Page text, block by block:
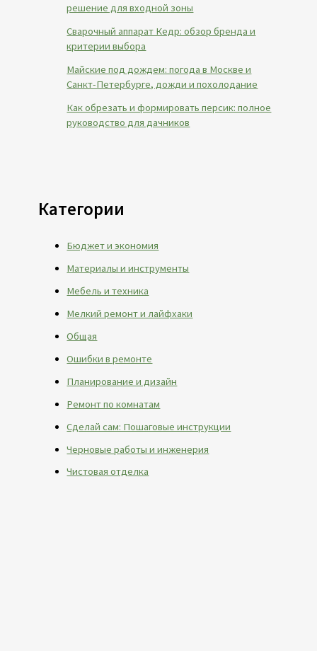
решение для входной зоны
Сварочный аппарат Кедр: обзор бренда и
критерии выбора
Майские под дождем: погода в Москве и
Санкт-Петербурге, дожди и похолодание
Как обрезать и формировать персик: полное
руководство для дачников
Категории
Бюджет и экономия
Материалы и инструменты
Мебель и техника
Мелкий ремонт и лайфхаки
Общая
Ошибки в ремонте
Планирование и дизайн
Ремонт по комнатам
Сделай сам: Пошаговые инструкции
Черновые работы и инженерия
Чистовая отделка